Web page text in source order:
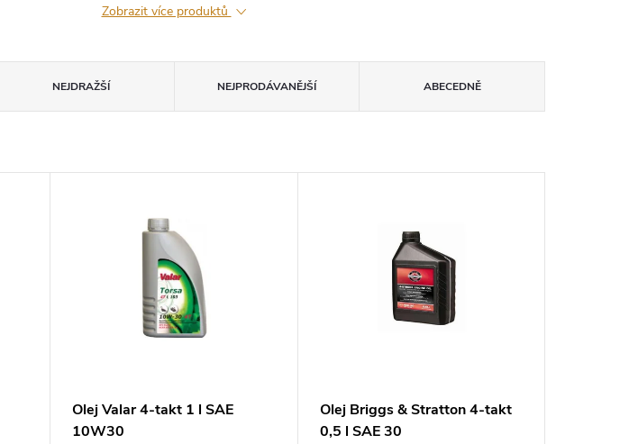
Zobrazit více produktů
NEJDRAŽŠÍ NEJPRODÁVANĚJŠÍ ABECEDNĚ
Olej Valar 4-takt 1 l SAE
10W30
Olej Briggs & Stratton 4-takt
0,5 l SAE 30